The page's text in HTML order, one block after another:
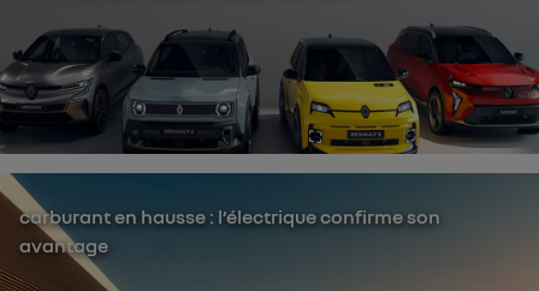
carburant en hausse : l’électrique confirme son
avantage